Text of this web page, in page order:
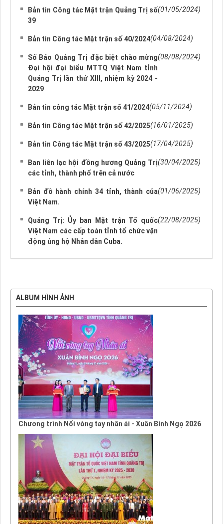
Bản tin Công tác Mặt trận Quảng Trị số
39
(01/05/2024)
Bản tin Công tác Mặt trận số 40/2024(04/08/2024)
Số Báo Quảng Trị đặc biệt chào mừng
Đại hội đại biểu MTTQ Việt Nam tỉnh
Quảng Trị lần thứ XIII, nhiệm kỳ 2024 -
2029
(08/08/2024)
Bản tin công tác Mặt trận số 41/2024(05/11/2024)
Bản tin Công tác Mặt trận số 42/2025(16/01/2025)
Bản tin Công tác Mặt trận số 43/2025(17/04/2025)
Ban liên lạc hội đồng hương Quảng Trị
các tỉnh, thành phố trên cả nước
(30/04/2025)
Bản đồ hành chính 34 tỉnh, thành của
Việt Nam.
(01/06/2025)
Quảng Trị: Ủy ban Mặt trận Tổ quốc
Việt Nam các cấp toàn tỉnh tổ chức vận
động ủng hộ Nhân dân Cuba.
(22/08/2025)
ALBUM HÌNH ẢNH
Chương trình Nối vòng tay nhân ái - Xuân Bính Ngọ 2026